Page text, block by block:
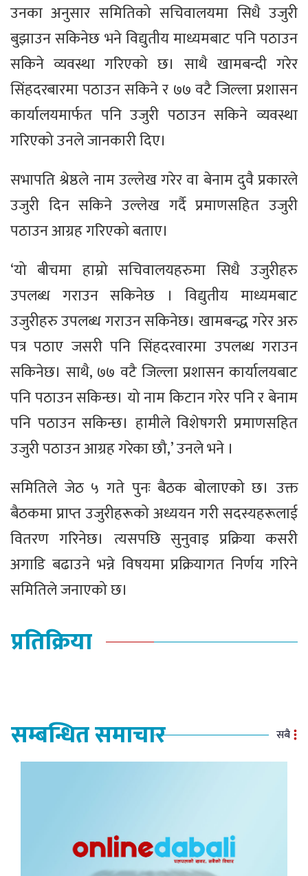
उनका अनुसार समितिको सचिवालयमा सिधै उजुरी
बुझाउन सकिनेछ भने विद्युतीय माध्यमबाट पनि पठाउन
सकिने व्यवस्था गरिएको छ। साथै खामबन्दी गरेर
सिंहदरबारमा पठाउन सकिने र ७७ वटै जिल्ला प्रशासन
कार्यालयमार्फत पनि उजुरी पठाउन सकिने व्यवस्था
गरिएको उनले जानकारी दिए।
सभापति श्रेष्ठले नाम उल्लेख गरेर वा बेनाम दुवै प्रकारले
उजुरी दिन सकिने उल्लेख गर्दै प्रमाणसहित उजुरी
पठाउन आग्रह गरिएको बताए।
‘यो बीचमा हाम्रो सचिवालयहरुमा सिधै उजुरीहरु
उपलब्ध गराउन सकिनेछ । विद्युतीय माध्यमबाट
उजुरीहरु उपलब्ध गराउन सकिनेछ। खामबन्द्ध गरेर अरु
पत्र पठाए जसरी पनि सिंहदरवारमा उपलब्ध गराउन
सकिनेछ। साथै, ७७ वटै जिल्ला प्रशासन कार्यालयबाट
पनि पठाउन सकिन्छ। यो नाम किटान गरेर पनि र बेनाम
पनि पठाउन सकिन्छ। हामीले विशेषगरी प्रमाणसहित
उजुरी पठाउन आग्रह गरेका छौ,’ उनले भने ।
समितिले जेठ ५ गते पुनः बैठक बोलाएको छ। उक्त
बैठकमा प्राप्त उजुरीहरूको अध्ययन गरी सदस्यहरूलाई
वितरण गरिनेछ। त्यसपछि सुनुवाइ प्रक्रिया कसरी
अगाडि बढाउने भन्ने विषयमा प्रक्रियागत निर्णय गरिने
समितिले जनाएको छ।
प्रतिक्रिया
सम्बन्धित समाचार सबै